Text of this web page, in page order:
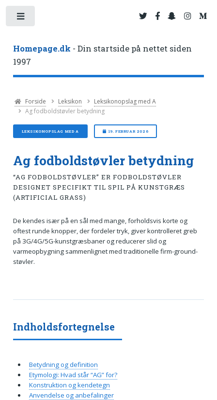
Homepage.dk - Din startside på nettet siden
1997
Forside Leksikon
Leksikonopslag med A
Ag fodboldstøvler betydning
LEKSIKONOPSLAG MED A 19. FEBRUAR 2026
Ag fodboldstøvler betydning
“AG FODBOLDSTØVLER” ER FODBOLDSTØVLER
DESIGNET SPECIFIKT TIL SPIL PÅ KUNSTGRÆS
(ARTIFICIAL GRASS)
De kendes især på en sål med mange, forholdsvis korte og
oftest runde knopper, der fordeler tryk, giver kontrolleret greb
på 3G/4G/5G-kunstgræsbaner og reducerer slid og
varmeopbygning sammenlignet med traditionelle firm-ground-
støvler.
Indholdsfortegnelse
Betydning og definition
Etymologi: Hvad står “AG” for?
Konstruktion og kendetegn
Anvendelse og anbefalinger